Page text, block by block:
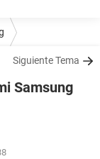
Siguiente Tema
Samsung